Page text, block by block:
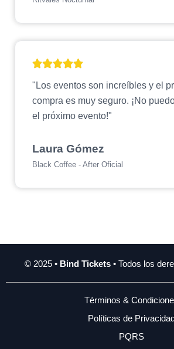
"Los eventos son increíbles y el
compra es muy seguro. ¡No
el próximo evento!"
Laura Gómez
Black Coffee - After Oficial
© 2025 • Bind Tickets• Todos los
Términos &
Políticas de Privacidad
PQRS